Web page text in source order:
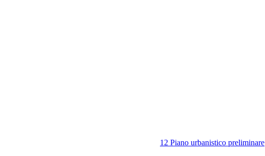
12 Piano urbanistico preliminare